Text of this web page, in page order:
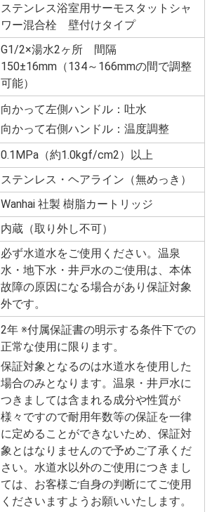
ステンレス浴室用サーモスタットシャ
ワー混合栓 壁付けタイプ
G1/2×湯水2ヶ所 間隔
150±16mm（134～166mmの間で調整
可能）
向かって左側ハンドル：吐水
向かって右側ハンドル：温度調整
0.1MPa（約1.0kgf/cm2）以上
ステンレス・ヘアライン（無めっき）
Wanhai 社製 樹脂カートリッジ
内蔵（取り外し不可）
必ず水道水をご使用ください。温泉
水・地下水・井戸水のご使用は、本体
故障の原因になる場合があり保証対象
外です。
2年 ※付属保証書の明示する条件下での
正常な使用に限ります。
保証対象となるのは水道水を使用した
場合のみとなります。温泉・井戸水に
つきましては含まれる成分や性質が
様々ですので耐用年数等の保証を一律
に定めることができないため、保証対
象とはなりませんので予めご了承くだ
さい。水道水以外のご使用につきまし
ては、お客様ご自身の判断にてご使用
くださいますようお願いいたします。